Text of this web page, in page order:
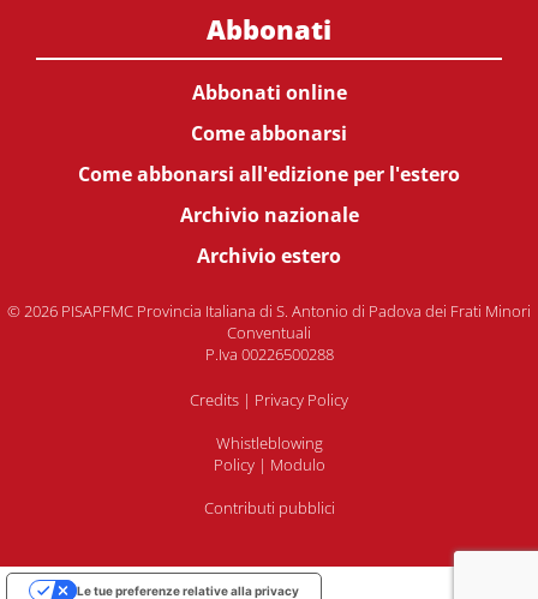
Abbonati
Abbonati online
Come abbonarsi
Come abbonarsi all'edizione per l'estero
Archivio nazionale
Archivio estero
© 2026 PISAPFMC Provincia Italiana di S. Antonio di Padova dei Frati Minori
Conventuali
P.Iva 00226500288
Credits | Privacy Policy
Whistleblowing
Policy| Modulo
Contributi pubblici
Le tue preferenze relative alla privacy